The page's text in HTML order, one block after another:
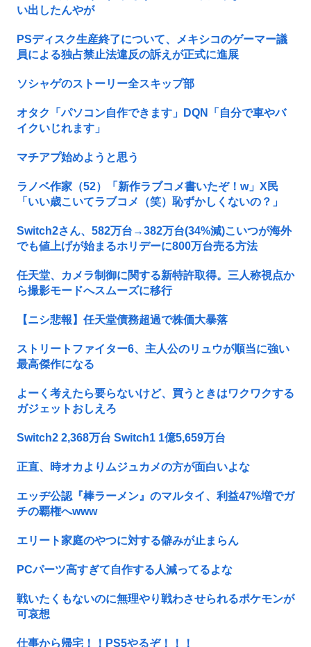
い出したんやが
PSディスク生産終了について、メキシコのゲーマー議
員による独占禁止法違反の訴えが正式に進展
ソシャゲのストーリー全スキップ部
オタク「パソコン自作できます」DQN「自分で車やバ
イクいじれます」
マチアプ始めようと思う
ラノベ作家（52）「新作ラブコメ書いたぞ！w」X民
「いい歳こいてラブコメ（笑）恥ずかしくないの？」
Switch2さん、582万台→382万台(34%減)こいつが海外
でも値上げが始まるホリデーに800万台売る方法
任天堂、カメラ制御に関する新特許取得。三人称視点か
ら撮影モードへスムーズに移行
【ニシ悲報】任天堂債務超過で株価大暴落
ストリートファイター6、主人公のリュウが順当に強い
最高傑作になる
よーく考えたら要らないけど、買うときはワクワクする
ガジェットおしえろ
Switch2 2,368万台 Switch1 1億5,659万台
正直、時オカよりムジュカメの方が面白いよな
エッヂ公認『棒ラーメン』のマルタイ、利益47%増でガ
チの覇権へwww
エリート家庭のやつに対する僻みが止まらん
PCパーツ高すぎて自作する人減ってるよな
戦いたくもないのに無理やり戦わさせられるポケモンが
可哀想
仕事から帰宅！！PS5やるぞ！！！